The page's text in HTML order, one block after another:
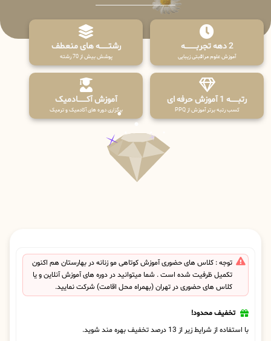
2 دهه تجربـــــــــه
آموزش علوم مراقبتی زیبایی
رشتـــــــه های منعطف
پوشش بیش از 70 رشته
رتبــــــه 1 آموزش حرفه ای
کسب رتبه برتر آموزش از PPQ
آموزش آکـــــــادمیک
برگزاری دوره های آکادمیک و ترمیک
توجه : کلاس های حضوری آموزش کوتاهی مو زنانه در بهارستان هم اکنون
تکمیل ظرفیت شده است . شما میتوانید در دوره های آموزش آنلاین و یا
کلاس های حضوری در تهران (بهمراه محل اقامت) شرکت نمایید.
تخفیف محدود!
با استفاده از شرایط زیر از 13 درصد تخفیف بهره مند شوید.